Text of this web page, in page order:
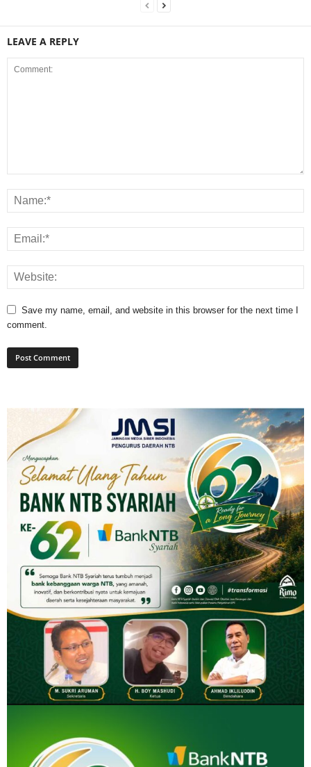
LEAVE A REPLY
Save my name, email, and website in this browser for the next time I
comment.